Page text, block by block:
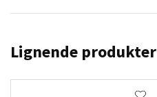
Lignende produkter